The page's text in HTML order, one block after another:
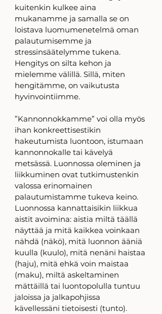
kuitenkin kulkee aina
mukanamme ja samalla se on
loistava luomumenetelmä oman
palautumisemme ja
stressinsäätelymme tukena.
Hengitys on silta kehon ja
mielemme välillä. Sillä, miten
hengitämme, on vaikutusta
hyvinvointiimme.
”Kannonnokkamme” voi olla myös
ihan konkreettisestikin
hakeutumista luontoon, istumaan
kannonnokalle tai kävelyä
metsässä. Luonnossa oleminen ja
liikkuminen ovat tutkimustenkin
valossa erinomainen
palautumistamme tukeva keino.
Luonnossa kannattaisikin liikkua
aistit avoimina: aistia miltä täällä
näyttää ja mitä kaikkea voinkaan
nähdä (näkö), mitä luonnon ääniä
kuulla (kuulo), mitä nenäni haistaa
(haju), mitä ehkä voin maistaa
(maku), miltä askeltaminen
mättäillä tai luontopolulla tuntuu
jaloissa ja jalkapohjissa
kävellessäni tietoisesti (tunto).